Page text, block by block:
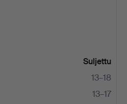
Suljettu
13–18
13–17